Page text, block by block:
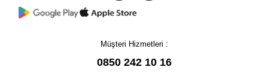
Müşteri Hizmetleri :
0850 242 10 16